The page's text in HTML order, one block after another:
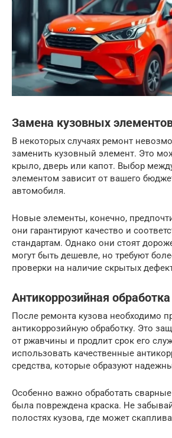
Замена кузовных
В некоторых случаях ремонт
заменить кузовный элемент. Это
крыло, дверь или капот. Выбор
элементом зависит от вашего
автомобиля.
Новые элементы, конечно,
они гарантируют качество и
стандартам. Однако они стоят
могут быть дешевле, но требуют
проверки на наличие скрытых
Антикоррозийная обработка
После ремонта кузова необходимо
антикоррозийную обработку. Это
от ржавчины и продлит срок его
использовать качественные
средства, которые образуют
Особенно важно обработать
была повреждена краска. Не
полостях кузова, где может